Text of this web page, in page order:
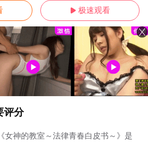
 极速观看
评分
女神的教室～法律青春白皮书～》是